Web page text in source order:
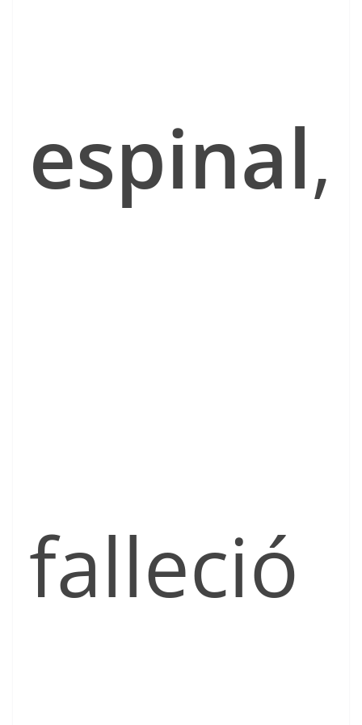
espinal,
falleció